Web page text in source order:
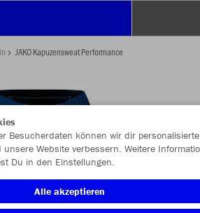
JAKO Kapuzensweat Performance
Besucherdaten können wir dir personalisierte
Website verbessern. Weitere
Du in den Einstellungen.
Alle akzeptieren